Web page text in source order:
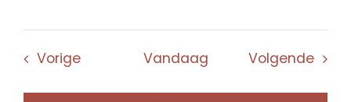
VorigeEvenementenVandaag Volgende